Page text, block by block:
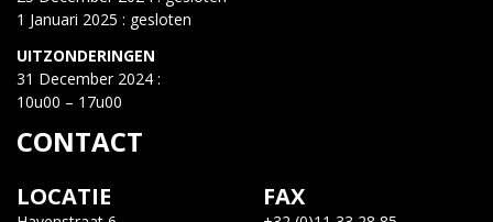
1 Januari 2025 : gesloten
UITZONDERINGEN
31 December 2024 :
10u00 – 17u00
CONTACT
LOCATIE FAX